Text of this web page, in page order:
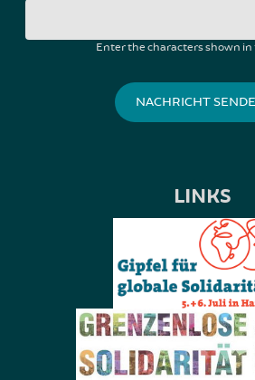
Enter the characters shown in
LINKS